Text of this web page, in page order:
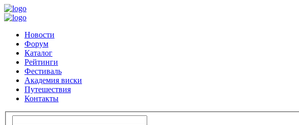
Новости
Форум
Каталог
Рейтинги
Фестиваль
Академия виски
Путешествия
Контакты